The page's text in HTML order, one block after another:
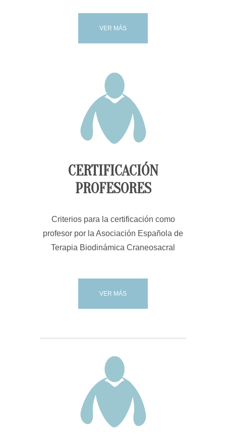
VER MÁS
CERTIFICACIÓN
PROFESORES
Criterios para la certificación como
profesor por la Asociación Española de
Terapia Biodinámica Craneosacral
VER MÁS